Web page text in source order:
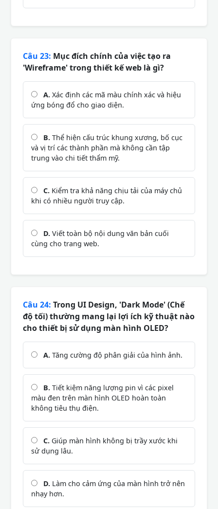
Câu 23: Mục đích chính của việc tạo ra
'Wireframe' trong thiết kế web là gì?
A. Xác định các mã màu chính xác và hiệu
ứng bóng đổ cho giao diện.
B. Thể hiện cấu trúc khung xương, bố cục
và vị trí các thành phần mà không cần tập
trung vào chi tiết thẩm mỹ.
C. Kiểm tra khả năng chịu tải của máy chủ
khi có nhiều người truy cập.
D. Viết toàn bộ nội dung văn bản cuối
cùng cho trang web.
Câu 24: Trong UI Design, 'Dark Mode' (Chế
độ tối) thường mang lại lợi ích kỹ thuật nào
cho thiết bị sử dụng màn hình OLED?
A. Tăng cường độ phân giải của hình ảnh.
B. Tiết kiệm năng lượng pin vì các pixel
màu đen trên màn hình OLED hoàn toàn
không tiêu thụ điện.
C. Giúp màn hình không bị trầy xước khi
sử dụng lâu.
D. Làm cho cảm ứng của màn hình trở nên
nhạy hơn.